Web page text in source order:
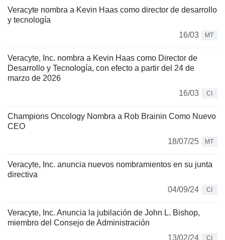
Veracyte nombra a Kevin Haas como director de desarrollo
y tecnología
16/03
MT
Veracyte, Inc. nombra a Kevin Haas como Director de
Desarrollo y Tecnología, con efecto a partir del 24 de
marzo de 2026
16/03
CI
Champions Oncology Nombra a Rob Brainin Como Nuevo
CEO
18/07/25
MT
Veracyte, Inc. anuncia nuevos nombramientos en su junta
directiva
04/09/24
CI
Veracyte, Inc. Anuncia la jubilación de John L. Bishop,
miembro del Consejo de Administración
13/02/24
CI